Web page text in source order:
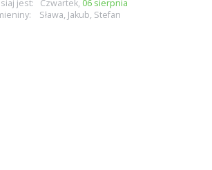
jest: Czwartek, 06 sierpnia
Sława, Jakub, Stefan